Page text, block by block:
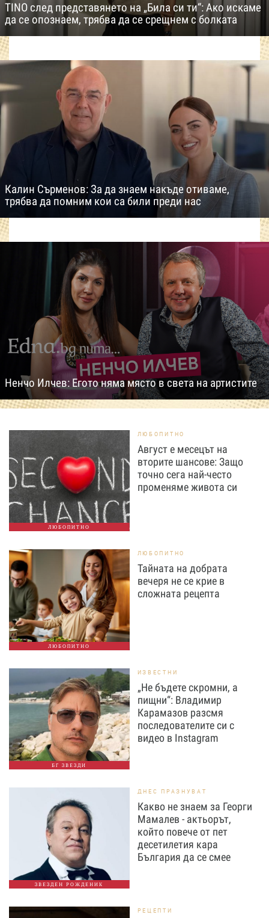
TINO след представянето на „Била си ти“: Ако искаме
да се опознаем, трябва да се срещнем с болката
Калин Сърменов: За да знаем накъде отиваме,
трябва да помним кои са били преди нас
Ненчо Илчев: Егото няма място в света на артистите
ЛЮБОПИТНО
ЛЮБОПИТНО
Август е месецът на
вторите шансове: Защо
точно сега най-често
променяме живота си
ЛЮБОПИТНО
ЛЮБОПИТНО
Тайната на добрата
вечеря не се крие в
сложната рецепта
БГ ЗВЕЗДИ
ИЗВЕСТНИ
„Не бъдете скромни, а
пищни“: Владимир
Карамазов разсмя
последователите си с
видео в Instagram
ЗВЕЗДЕН РОЖДЕНИК
ДНЕС ПРАЗНУВАТ
Какво не знаем за Георги
Мамалев - актьорът,
който повече от пет
десетилетия кара
България да се смее
РЕЦЕПТИ